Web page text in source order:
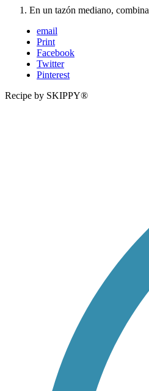
En un tazón mediano,
email
Print
Facebook
Twitter
Pinterest
Recipe by SKIPPY®